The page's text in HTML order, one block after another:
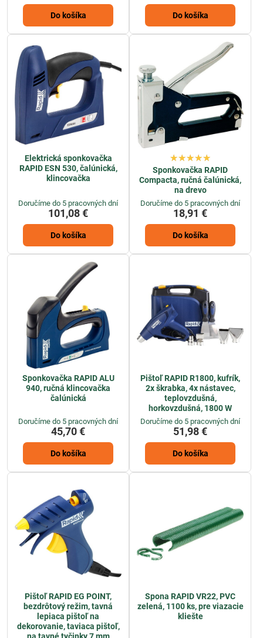
Do košíka Do košíka
Elektrická sponkovačka
RAPID ESN 530, čalúnická,
klincovačka
Doručíme do 5 pracovných dní
101,08 €
Do košíka
Sponkovačka RAPID
Compacta, ručná čalúnická,
na drevo
Doručíme do 5 pracovných dní
18,91 €
Do košíka
Sponkovačka RAPID ALU
940, ručná klincovačka
čalúnická
Doručíme do 5 pracovných dní
45,70 €
Do košíka
Pištoľ RAPID R1800, kufrík,
2x škrabka, 4x nástavec,
teplovzdušná,
horkovzdušná, 1800 W
Doručíme do 5 pracovných dní
51,98 €
Do košíka
Pištoľ RAPID EG POINT,
bezdrôtový režim, tavná
lepiaca pištoľ na
dekorovanie, taviaca pištoľ,
Spona RAPID VR22, PVC
zelená, 1100 ks, pre viazacie
kliešte